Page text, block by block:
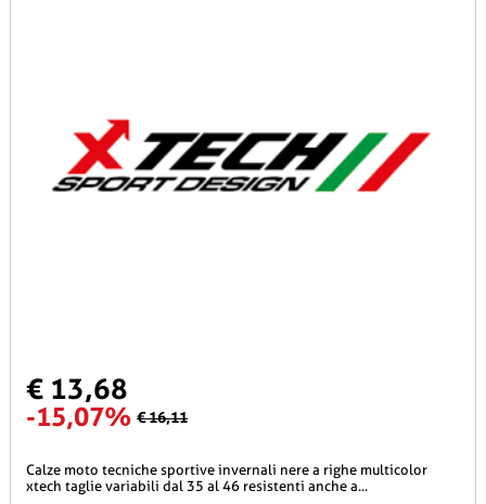
€ 13,68
-15,07% € 16,11
calze moto tecniche sportive invernali nere a righe multicolor
xtech taglie variabili dal 35 al 46 resistenti anche a...